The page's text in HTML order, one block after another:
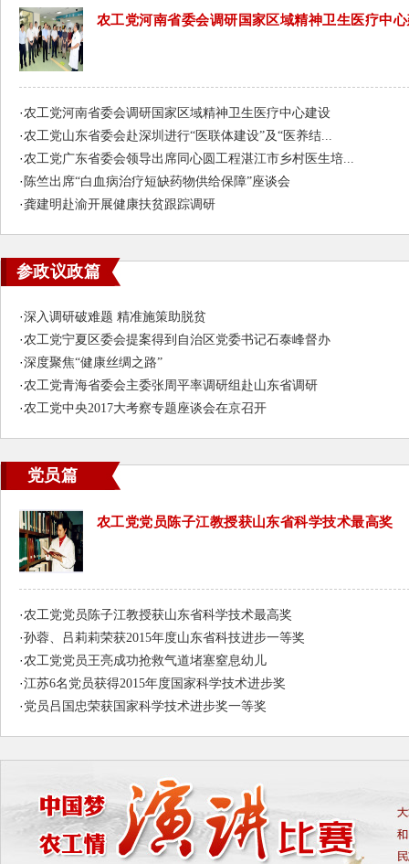
农工党河南省委会调研国家区域精神卫生医疗中
·农工党河南省委会调研国家区域精神卫生医疗中心建设
·农工党山东省委会赴深圳进行“医联体建设”及“医养结...
·农工党广东省委会领导出席同心圆工程湛江市乡村医生培...
· 陈竺出席“白血病治疗短缺药物供给保障”座谈会
·龚建明赴渝开展健康扶贫跟踪调研
参政议政篇
·深入调研破难题 精准施策助脱贫
·农工党宁夏区委会提案得到自治区党委书记石泰峰督办
·深度聚焦“健康丝绸之路”
·农工党青海省委会主委张周平率调研组赴山东省调研
·农工党中央2017大考察专题座谈会在京召开
党员篇
农工党党员陈子江教授获山东省科学技术最高奖
·农工党党员陈子江教授获山东省科学技术最高奖
·孙蓉、吕莉莉荣获2015年度山东省科技进步一等奖
·农工党党员王亮成功抢救气道堵塞窒息幼儿
·江苏6名党员获得2015年度国家科学技术进步奖
· 党员吕国忠荣获国家科学技术进步奖一等奖